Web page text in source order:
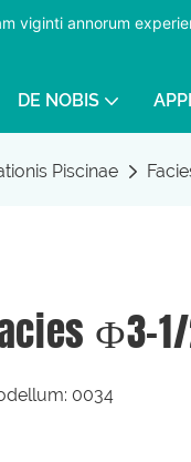
viginti annorum
DE NOBIS
Piscinae
Ф3-
0034